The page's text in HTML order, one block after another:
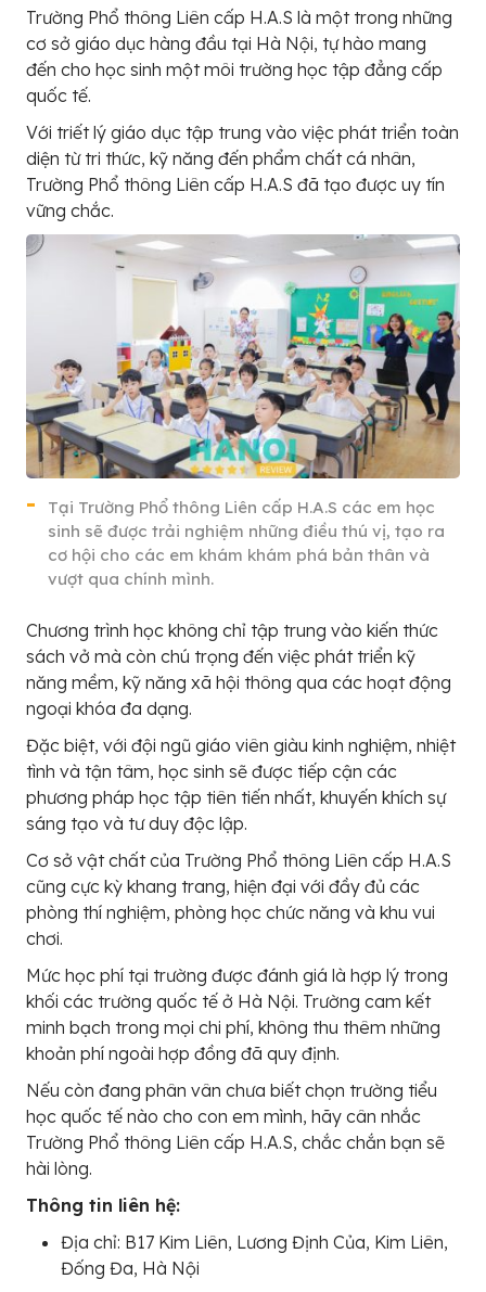
Trường Phổ thông Liên cấp H.A.S là một trong những
cơ sở giáo dục hàng đầu tại Hà Nội, tự hào mang
đến cho học sinh một môi trường học tập đẳng cấp
quốc tế.
Với triết lý giáo dục tập trung vào việc phát triển toàn
diện từ tri thức, kỹ năng đến phẩm chất cá nhân,
Trường Phổ thông Liên cấp H.A.S đã tạo được uy tín
vững chắc.
Tại Trường Phổ thông Liên cấp H.A.S các em học
sinh sẽ được trải nghiệm những điều thú vị, tạo ra
cơ hội cho các em khám khám phá bản thân và
vượt qua chính mình.
Chương trình học không chỉ tập trung vào kiến thức
sách vở mà còn chú trọng đến việc phát triển kỹ
năng mềm, kỹ năng xã hội thông qua các hoạt động
ngoại khóa đa dạng.
Đặc biệt, với đội ngũ giáo viên giàu kinh nghiệm, nhiệt
tình và tận tâm, học sinh sẽ được tiếp cận các
phương pháp học tập tiên tiến nhất, khuyến khích sự
sáng tạo và tư duy độc lập.
Cơ sở vật chất của Trường Phổ thông Liên cấp H.A.S
cũng cực kỳ khang trang, hiện đại với đầy đủ các
phòng thí nghiệm, phòng học chức năng và khu vui
chơi.
Mức học phí tại trường được đánh giá là hợp lý trong
khối các trường quốc tế ở Hà Nội. Trường cam kết
minh bạch trong mọi chi phí, không thu thêm những
khoản phí ngoài hợp đồng đã quy định.
Nếu còn đang phân vân chưa biết chọn trường tiểu
học quốc tế nào cho con em mình, hãy cân nhắc
Trường Phổ thông Liên cấp H.A.S, chắc chắn bạn sẽ
hài lòng.
Thông tin liên hệ:
Địa chỉ: B17 Kim Liên, Lương Định Của, Kim Liên,
Đống Đa, Hà Nội